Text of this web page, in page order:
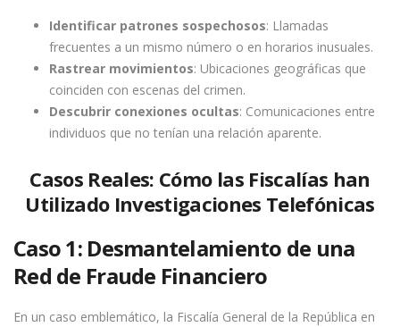
Identificar patrones sospechosos: Llamadas
frecuentes a un mismo número o en horarios inusuales.
Rastrear movimientos: Ubicaciones geográficas que
coinciden con escenas del crimen.
Descubrir conexiones ocultas: Comunicaciones entre
individuos que no tenían una relación aparente.
Casos Reales: Cómo las Fiscalías han
Utilizado Investigaciones Telefónicas
Caso 1: Desmantelamiento de una
Red de Fraude Financiero
En un caso emblemático, la Fiscalía General de la República en